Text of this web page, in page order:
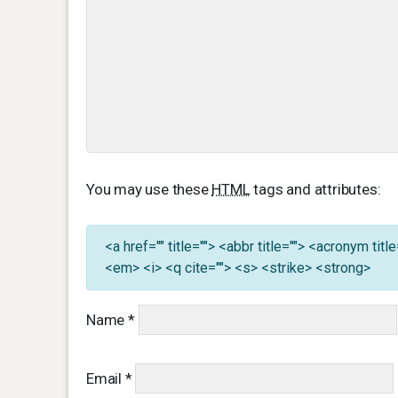
You may use these HTML tags and attributes:
<a href="" title=""> <abbr title=""> <acronym
<em> <i> <q cite=""> <s> <strike> <strong>
Name *
Email *